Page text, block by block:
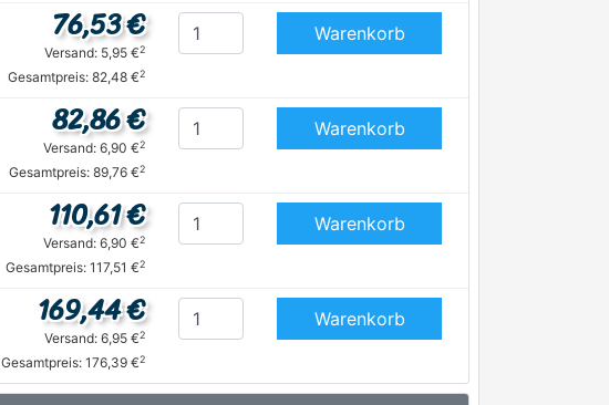
76,53 €
Versand: 5,95 €2
Gesamtpreis: 82,48 €2
Warenkorb
82,86 €
Versand: 6,90 €2
Gesamtpreis: 89,76 €2
Warenkorb
110,61 €
Versand: 6,90 €2
Gesamtpreis: 117,51 €2
Warenkorb
169,44 €
Versand: 6,95 €2
Gesamtpreis: 176,39 €2
Warenkorb